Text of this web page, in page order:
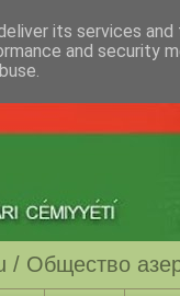
/ Общество
its services
and security